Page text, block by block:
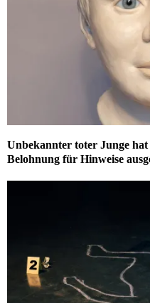
Unbekannter toter Junge hat
Belohnung für Hinweise